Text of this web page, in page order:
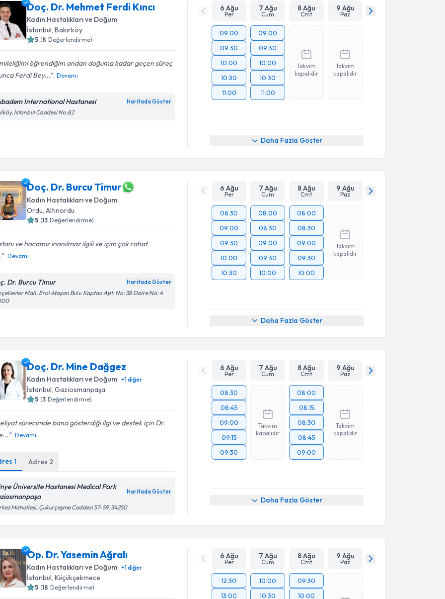
Doç. Dr. Mehmet Ferdi Kıncı
Kadın Hastalıkları ve Doğum
İstanbul,Bakırköy
5 (8 Değerlendirme)
öğrendiğim andan doğuma kadar geçen süreç
Ferdi Bey...
Devamı
International Hastanesi Haritada Göster
İstanbul Caddesi No:82
6 Ağu
Per
7 Ağu
Cum
8 Ağu
Cmt
9 Ağu
Paz
09:00
09:30
10:00
10:30
11:00
09:00
09:30
10:00
10:30
11:00
Takvim
kapalıdır
Takvim
kapalıdır
Daha Fazla Göster
Doç. Dr. Burcu Timur
Kadın Hastalıkları ve Doğum
Ordu ,Altınordu
5 (13 Değerlendirme)
ve hocamız inanılmaz ilgili ve içim çok rahat
Devamı
Dr. Burcu Timur Haritada Göster
Mah. Erol Ataşan Bulv. Kaptan Apt. No: 38 Daire No: 4
6 Ağu
Per
7 Ağu
Cum
8 Ağu
Cmt
9 Ağu
Paz
08:30
09:00
09:30
10:00
10:30
08:00
08:30
09:00
09:30
10:00
08:00
08:30
09:00
09:30
10:00
Takvim
kapalıdır
Daha Fazla Göster
Doç. Dr. Mine Dağgez
Kadın Hastalıkları ve Doğum +1diğer
İstanbul,Gaziosmanpaşa
5 (3 Değerlendirme)
sürecimde bana gösterdiği ilgi ve destek için Dr.
Devamı
1 Adres 2
Üniversite Hastanesi Medical Park
Haritada Göster
Mahallesi, Çukurçeşme Caddesi 57-59, 34250
6 Ağu
Per
7 Ağu
Cum
8 Ağu
Cmt
9 Ağu
Paz
08:30
08:45
09:00
09:15
09:30
Takvim
kapalıdır
08:00
08:15
08:30
08:45
09:00
Takvim
kapalıdır
Daha Fazla Göster
Op. Dr. Yasemin Ağralı
Kadın Hastalıkları ve Doğum +1diğer
İstanbul,Küçükçekmece
5 (18 Değerlendirme)
6 Ağu
Per
7 Ağu
Cum
8 Ağu
Cmt
9 Ağu
Paz
12:30
13:00
10:00
10:30
09:30
10:00